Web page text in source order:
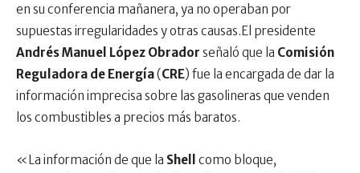
en su conferencia mañanera, ya no operaban por
supuestas irregularidades y otras causas.El presidente
Andrés Manuel López Obrador señaló que la Comisión
Reguladora de Energía(CRE) fue la encargada de dar la
información imprecisa sobre las gasolineras que venden
los combustibles a precios más baratos.
«La información de que la Shell
como bloque,